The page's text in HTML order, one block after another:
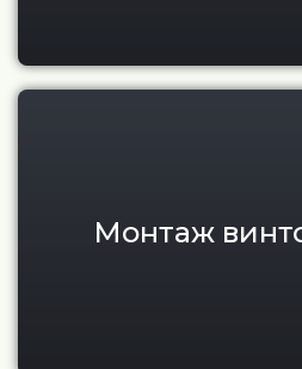
Монтаж